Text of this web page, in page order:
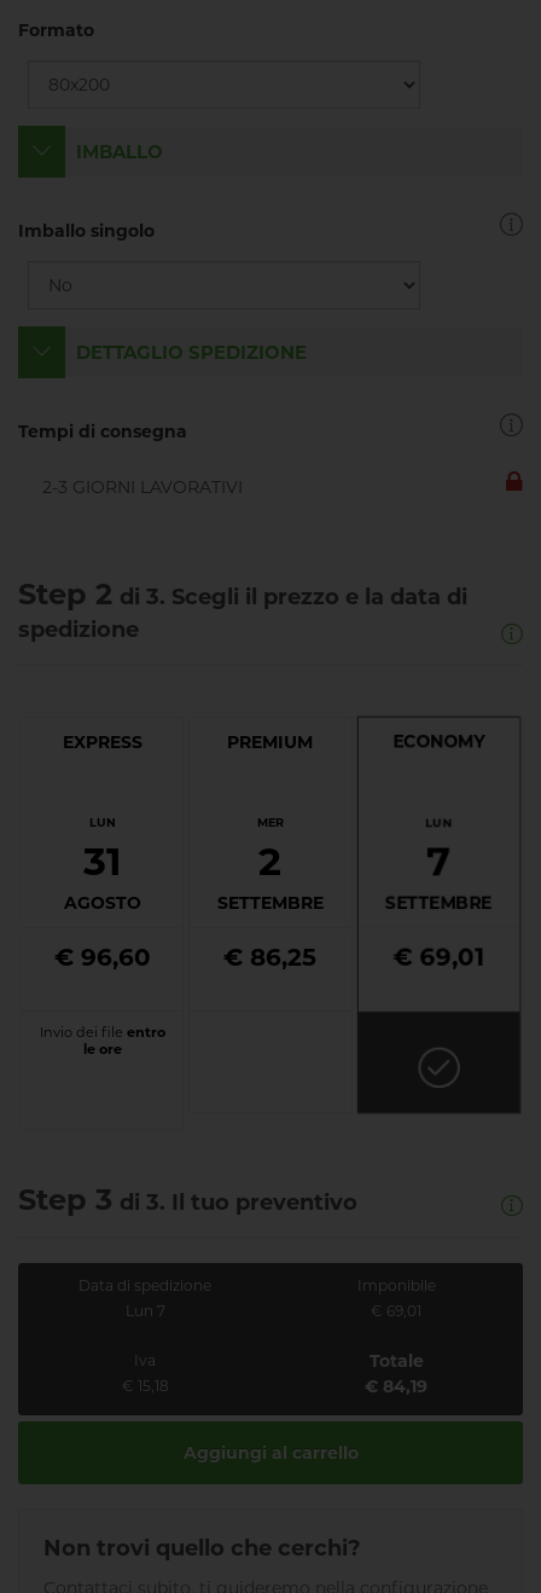
Formato
IMBALLO
Imballo singolo
DETTAGLIO SPEDIZIONE
Tempi di consegna
Step 2 di 3. Scegli il prezzo e la data di
spedizione
EXPRESS
LUN
31
AGOSTO
€ 96,60
Invio dei file entro
le ore
PREMIUM
MER
2
SETTEMBRE
€ 86,25
ECONOMY
LUN
7
SETTEMBRE
€ 69,01
Step 3 di 3. Il tuo preventivo
Data di spedizione
Lun 7
Imponibile
€ 69,01
Iva
€ 15,18
Totale
€ 84,19
Aggiungi al carrello
Non trovi quello che cerchi?